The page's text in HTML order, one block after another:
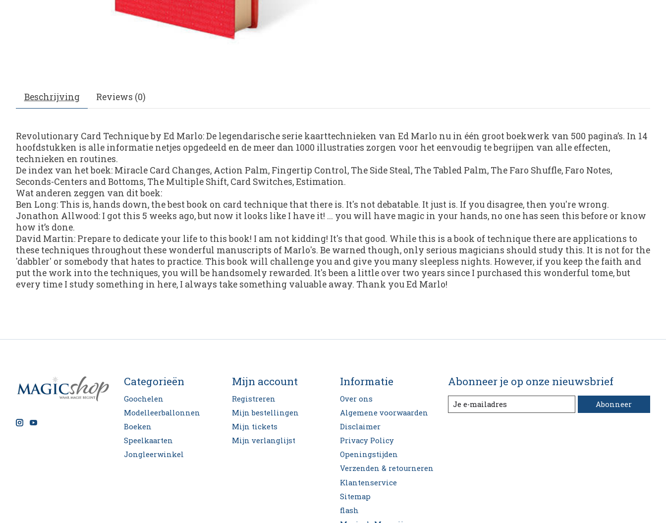
Beschrijving Reviews (0)
Revolutionary Card Technique by Ed Marlo: De legendarische serie kaarttechnieken van Ed Marlo nu in één groot boekwerk van 500 pagina’s. In 14
hoofdstukken is alle informatie netjes opgedeeld en de meer dan 1000 illustraties zorgen voor het eenvoudig te begrijpen van alle effecten,
technieken en routines.
De index van het boek: Miracle Card Changes, Action Palm, Fingertip Control, The Side Steal, The Tabled Palm, The Faro Shuffle, Faro Notes,
Seconds-Centers and Bottoms, The Multiple Shift, Card Switches, Estimation.
Wat anderen zeggen van dit boek:
Ben Long: This is, hands down, the best book on card technique that there is. It's not debatable. It just is. If you disagree, then you're wrong.
Jonathon Allwood: I got this 5 weeks ago, but now it looks like I have it! ... you will have magic in your hands, no one has seen this before or know
how it’s done.
David Martin: Prepare to dedicate your life to this book! I am not kidding! It's that good. While this is a book of technique there are applications to
these techniques throughout these wonderful manuscripts of Marlo's. Be warned though, only serious magicians should study this. It is not for the
'dabbler' or somebody that hates to practice. This book will challenge you and give you many sleepless nights. However, if you keep the faith and
put the work into the techniques, you will be handsomely rewarded. It's been a little over two years since I purchased this wonderful tome, but
every time I study something in here, I always take something valuable away. Thank you Ed Marlo!
Categorieën
Goochelen
Modelleerballonnen
Boeken
Speelkaarten
Jongleerwinkel
Mijn account
Registreren
Mijn bestellingen
Mijn tickets
Mijn verlanglijst
Informatie
Over ons
Algemene voorwaarden
Disclaimer
Privacy Policy
Openingstijden
Verzenden & retourneren
Klantenservice
Sitemap
flash
Abonneer je op onze nieuwsbrief
Abonneer